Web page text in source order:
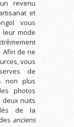
revenu
et
vous
leur mode
Afin de ne
vous
de
non plus
photos
deux nuits
de la
anciens